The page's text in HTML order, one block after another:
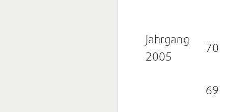
Jahrgang
2005
70
69